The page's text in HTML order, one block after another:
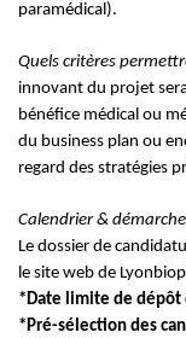
paramédical).
Quels critères
innovant du projet
bénéfice médical ou
du business plan ou
regard des stratégies
Calendrier &
Le dossier de
le site web de
*Date limite de dépôt
*Pré-sélection des